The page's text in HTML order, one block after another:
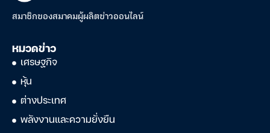
สมาชิกของสมาคมผู้ผลิตข่าวออนไลน์
หมวดข่าว
เศรษฐกิจ
หุ้น
ต่างประเทศ
พลังงานและความยั่งยืน